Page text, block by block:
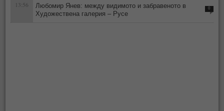
13:56
Любомир Янев: между видимото и забравеното в
Художествена галерия – Русе
0